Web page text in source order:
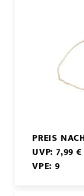
PREIS
UVP: 7,99 €
VPE: 9